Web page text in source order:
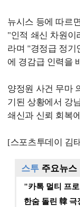
뉴시스 등에 따르
"인적 쇄신 차원이
라며 "경정급 정기
에 경감급 인력을
양정원 사건 무마
기된 상황에서 강
쇄신과 신뢰 회복
[스포츠투데이 김
스투 주요뉴스